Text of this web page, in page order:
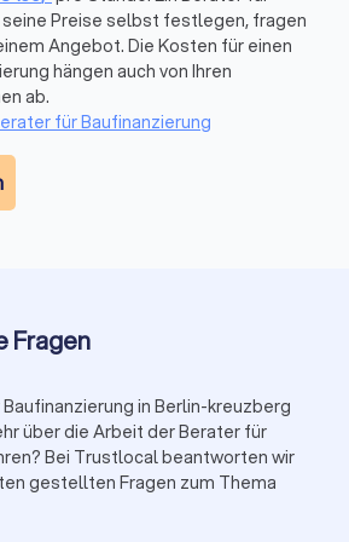
und andere
immer individuell. Die eigene
persönlichen Lebensverhältnisse
Entsprechend möchten Kunden
nur einen guten Berater mit
sondern auch ein versiertes
Fachkenntnis und Diskretion
eine Onlineberatung
bietet die persönliche Vorortberatung
Trustlocal zu passenden Beratern für
Deutschland oder direkt in Ihrer Nähe.
bei Beratern für
kann von Beratern für
wie das Honorar pro Stunde
seine Preise selbst festlegen, fragen
Angebot. Die Kosten für einen
hängen auch von Ihren
ab.
für Baufinanzierung
Fragen
in Berlin-kreuzberg
über die Arbeit der Berater für
Bei Trustlocal beantworten wir
gestellten Fragen zum Thema